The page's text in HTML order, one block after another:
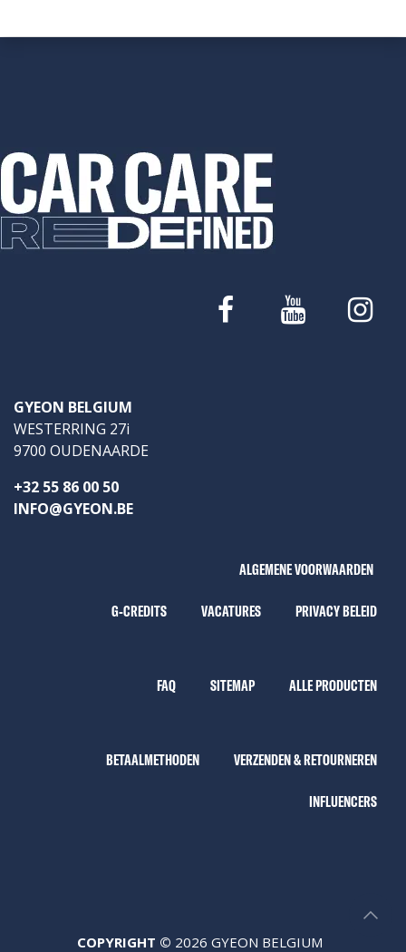
GYEON BELGIUM
WESTERRING 27i
9700 OUDENAARDE
+32 55 86 00 50
INFO@GYEON.BE
ALGEMENE VOORWAARDEN
G-CREDITS VACATURES PRIVACY BELEID
FAQ SITEMAP ALLE PRODUCTEN
BETAALMETHODEN VERZENDEN & RETOURNEREN
INFLUENCERS
COPYRIGHT © 2026 GYEON BELGIUM